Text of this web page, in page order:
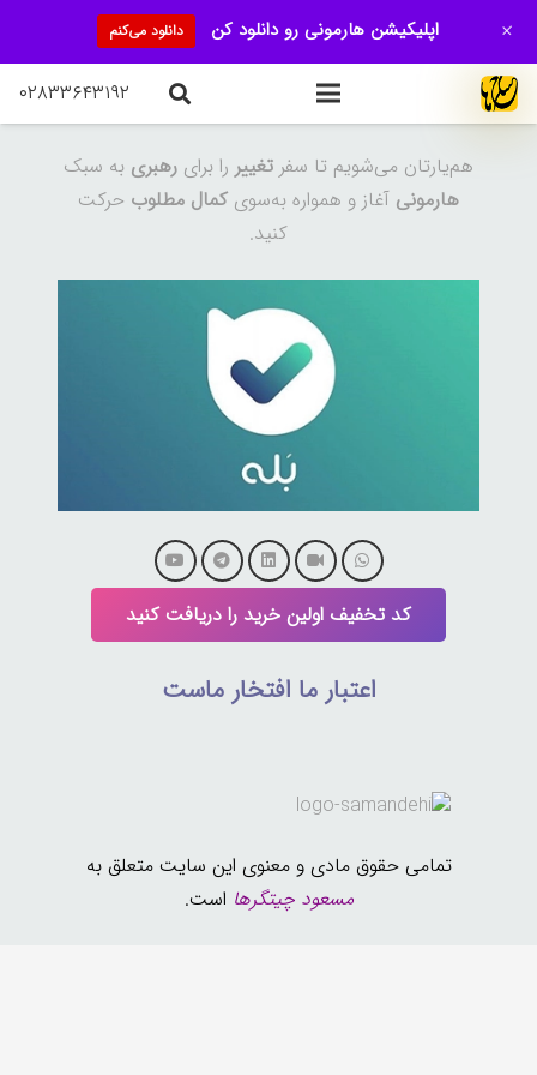
۰۲۸۳۳۶۴۳۱۹۲ چرا ما هستیم…
هم‌یارتان می‌شویم تا سفر تغییر را برای رهبری به سبک
هارمونی آغاز و همواره به‌سوی کمال مطلوب حرکت
کنید.
کد تخفیف اولین خرید را دریافت کنید
اعتبار ما افتخار ماست
تمامی حقوق مادی و معنوی این سایت متعلق به
مسعود چیتگرها است.
اپلیکیشن هارمونی رو دانلود کن دانلود می‌کنم +